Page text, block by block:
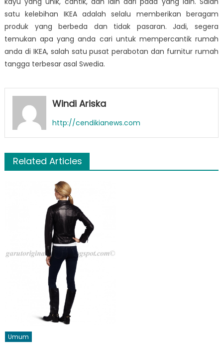
satu kelebihan IKEA adalah selalu memberikan beragam
produk yang berbeda dan tidak pasaran. Jadi, segera
temukan apa yang anda cari untuk mempercantik rumah
anda di IKEA, salah satu pusat perabotan dan furnitur rumah
tangga terbesar asal Swedia.
Windi Ariska
http://cendikianews.com
Related Articles
Umum